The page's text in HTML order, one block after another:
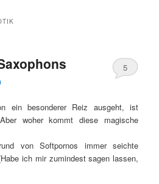
5
ein besonderer Reiz ausgeht, ist
woher kommt diese magische
von Softpornos immer seichte
ich mir zumindest sagen lassen,